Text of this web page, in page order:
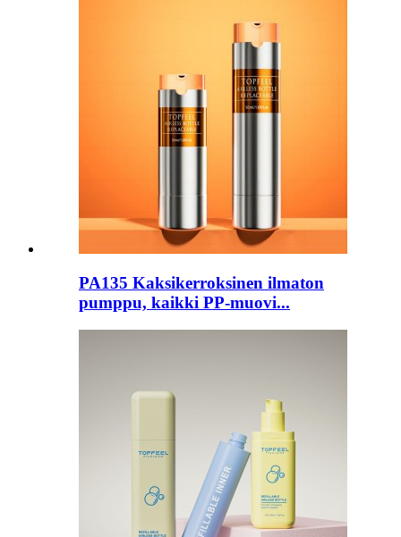
PA135 Kaksikerroksinen ilmaton
pumppu, kaikki PP-muovi...